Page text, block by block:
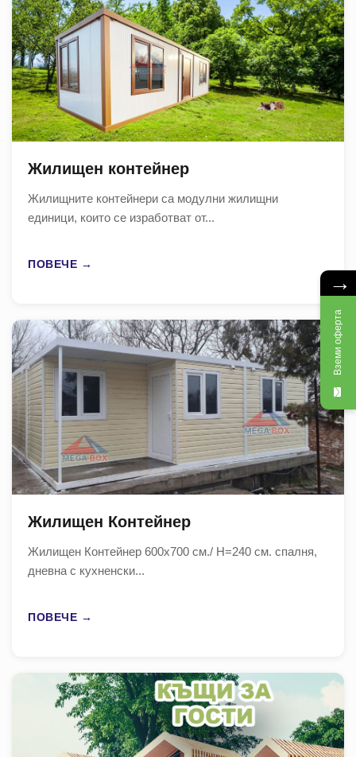
Жилищен контейнер
Жилищните контейнери са модулни жилищни
единици, които се изработват от...
ПОВЕЧЕ →
Жилищен Контейнер
Жилищен Контейнер 600х700 см./ Н=240 см. спалня,
дневна с кухненски...
ПОВЕЧЕ →
→
Вземи оферта